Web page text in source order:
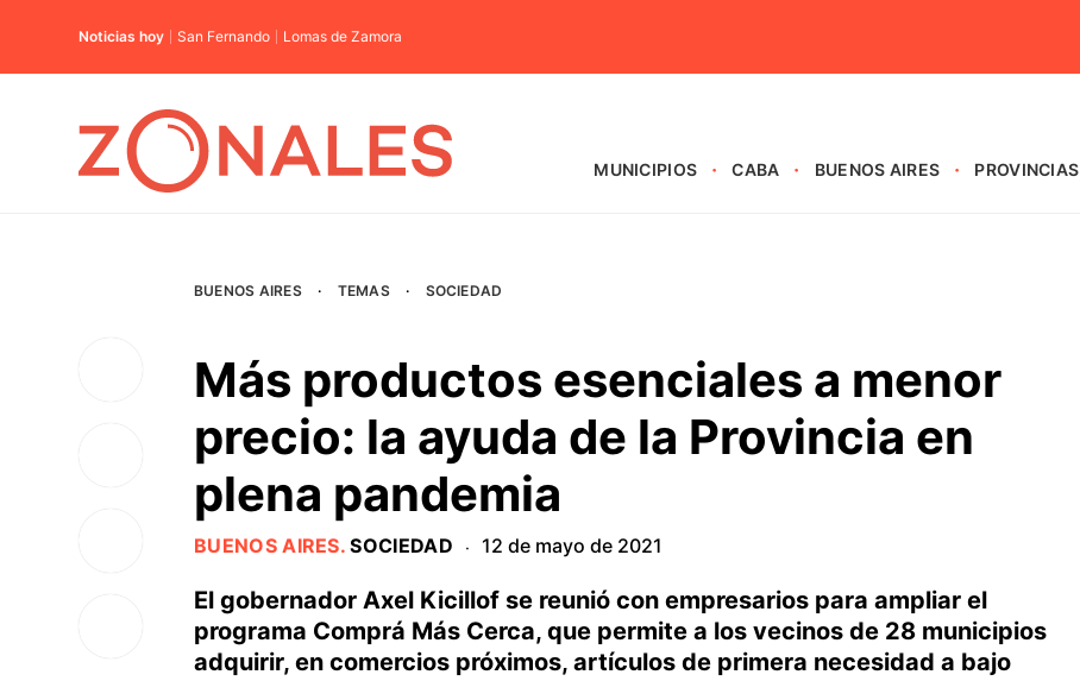
Noticias hoy San Fernando Lomas de Zamora
MUNICIPIOS CABA BUENOS AIRES PROVINCIAS
BUENOS AIRES · TEMAS · SOCIEDAD
Más productos esenciales a menor
precio: la ayuda de la Provincia en
plena pandemia
BUENOS AIRES.SOCIEDAD · 12 de mayo de 2021
El gobernador Axel Kicillof se reunió con empresarios para ampliar el
programa Comprá Más Cerca, que permite a los vecinos de 28 municipios
adquirir, en comercios próximos, artículos de primera necesidad a bajo